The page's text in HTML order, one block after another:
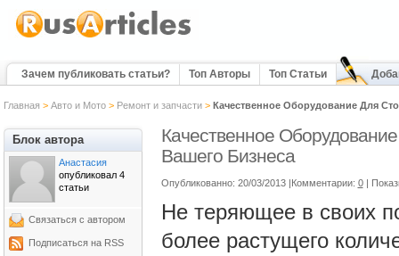
Зачем публиковать статьи? Топ Авторы Топ Статьи
Главная > Авто и Мото> Ремонт и запчасти> Качественное Оборудование Для
Качественное
Вашего Бизнеса
Опубликованно: 20/03/2013 |Комментарии: 0 |
Не теряющее в своих
более растущего
Блок автора
Анастасия
опубликовал 4
статьи
Связаться с автором
Подписаться на RSS